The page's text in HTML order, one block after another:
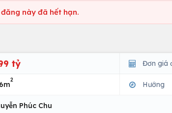
này đã hết hạn.
tỷ Đơn giá
2
Hướng
Phúc Chu